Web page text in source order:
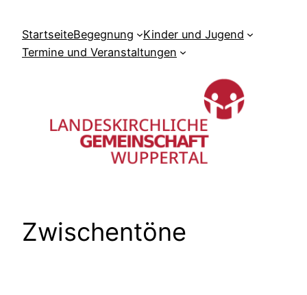
Inhalt
springen
StartseiteBegegnung
Kinder und Jugend
Termine und Veranstaltungen
Zwischentöne